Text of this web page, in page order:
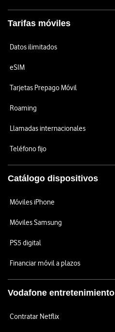
Tarifas móviles
Datos ilimitados
eSIM
Tarjetas Prepago Móvil
Roaming
Llamadas internacionales
Teléfono fijo
Catálogo dispositivos
Móviles iPhone
Móviles Samsung
PS5 digital
Financiar móvil a plazos
Vodafone entretenimiento
Contratar Netflix